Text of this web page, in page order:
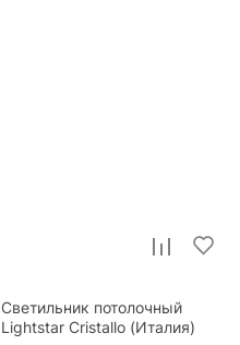
Светильник потолочный
Lightstar Cristallo (Италия)